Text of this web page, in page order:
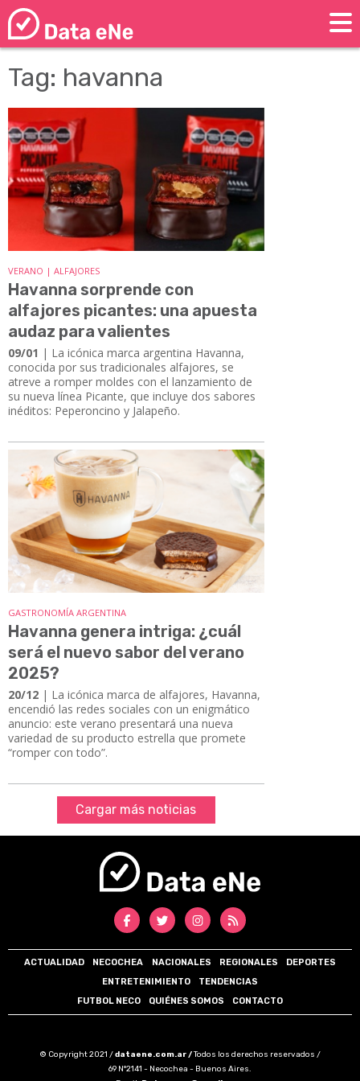
Tag: havanna
VERANO | ALFAJORES
Havanna sorprende con
alfajores picantes: una apuesta
audaz para valientes
09/01 | La icónica marca argentina Havanna,
conocida por sus tradicionales alfajores, se
atreve a romper moldes con el lanzamiento de
su nueva línea Picante, que incluye dos sabores
inéditos: Peperoncino y Jalapeño.
GASTRONOMÍA ARGENTINA
Havanna genera intriga: ¿cuál
será el nuevo sabor del verano
2025?
20/12 | La icónica marca de alfajores, Havanna,
encendió las redes sociales con un enigmático
anuncio: este verano presentará una nueva
variedad de su producto estrella que promete
“romper con todo”.
Cargar más noticias
ACTUALIDAD NECOCHEA NACIONALES REGIONALES
DEPORTES
ENTRETENIMIENTO
TENDENCIAS
FUTBOL NECO
QUIÉNES SOMOS CONTACTO
© Copyright 2021 /dataene.com.ar /Todos los derechos reservados /
69 N°2141 - Necochea - Buenos Aires.